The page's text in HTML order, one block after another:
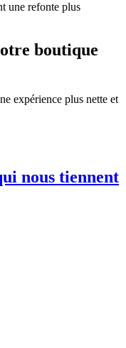
une refonte plus
boutique
expérience plus nette et
nous tiennent